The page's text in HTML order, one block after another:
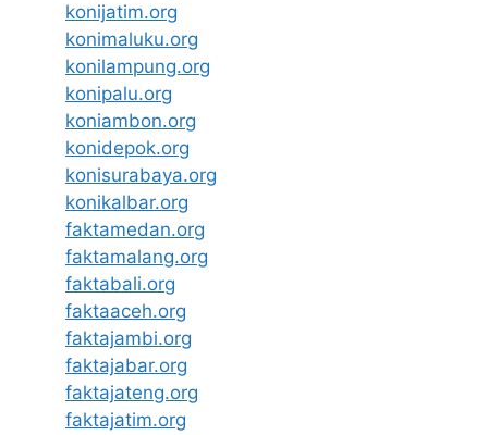
konijatim.org
konimaluku.org
konilampung.org
konipalu.org
koniambon.org
konidepok.org
konisurabaya.org
konikalbar.org
faktamedan.org
faktamalang.org
faktabali.org
faktaaceh.org
faktajambi.org
faktajabar.org
faktajateng.org
faktajatim.org